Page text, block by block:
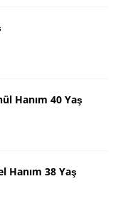
Hanım 40 Yaş
Hanım 38 Yaş